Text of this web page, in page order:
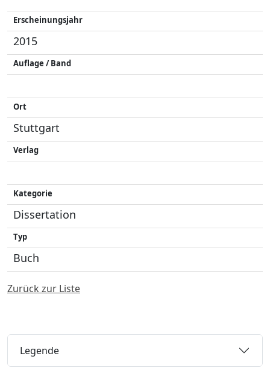
Erscheinungsjahr
2015
Auflage / Band
Ort
Stuttgart
Verlag
Kategorie
Dissertation
Typ
Buch
Zurück zur Liste
Legende